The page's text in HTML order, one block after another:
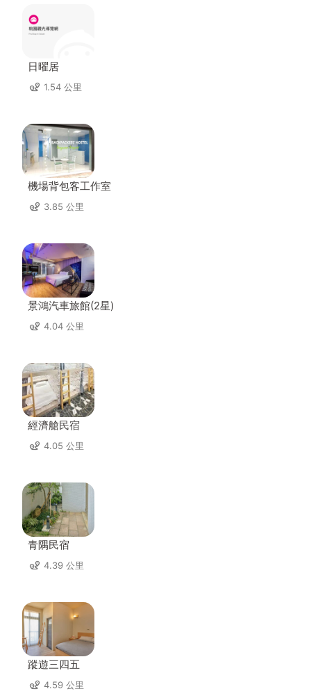
日曜居
1.54 公里
機場背包客工作室
3.85 公里
景鴻汽車旅館(2星)
4.04 公里
經濟艙民宿
4.05 公里
青隅民宿
4.39 公里
蹤遊三四五
4.59 公里